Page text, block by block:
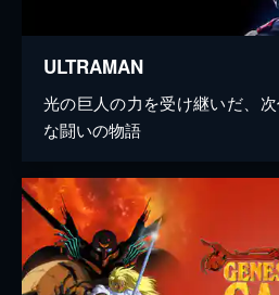
ULTRAMAN
光の巨人の力を受け継いだ、
な闘いの物語